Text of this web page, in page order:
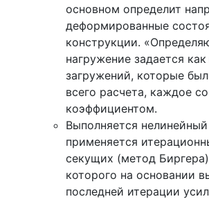
основном определит
деформированные
конструкции.
нагружение задается
загружений, которые
всего расчета, каждое
коэффициентом.
Выполняется нелинейный
применяется
секущих (метод
которого на основании
последней итерации